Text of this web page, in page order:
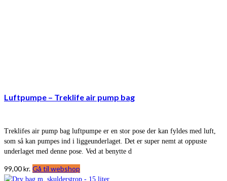
Luftpumpe – Treklife air pump bag
Treklifes air pump bag luftpumpe er en stor pose der kan fyldes med luft,
som så kan pumpes ind i liggeunderlaget. Det er super nemt at oppuste
underlaget med denne pose. Ved at benytte d
99,00kr. Gå til webshop